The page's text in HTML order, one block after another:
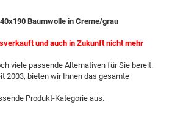
Baumwolle in Creme/grau
und auch in Zukunft nicht mehr
viele passende Alternativen für Sie bereit.
2003, bieten wir Ihnen das gesamte
Produkt-Kategorie aus.